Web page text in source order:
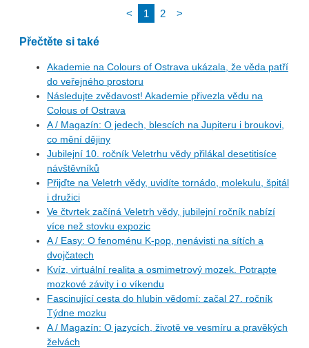
< 1 2 >
Přečtěte si také
Akademie na Colours of Ostrava ukázala, že věda patří
do veřejného prostoru
Následujte zvědavost! Akademie přivezla vědu na
Colous of Ostrava
A / Magazín: O jedech, blescích na Jupiteru i broukovi,
co mění dějiny
Jubilejní 10. ročník Veletrhu vědy přilákal desetitisíce
návštěvníků
Přijďte na Veletrh vědy, uvidíte tornádo, molekulu, špitál
i družici
Ve čtvrtek začíná Veletrh vědy, jubilejní ročník nabízí
více než stovku expozic
A / Easy: O fenoménu K-pop, nenávisti na sítích a
dvojčatech
Kvíz, virtuální realita a osmimetrový mozek. Potrapte
mozkové závity i o víkendu
Fascinující cesta do hlubin vědomí: začal 27. ročník
Týdne mozku
A / Magazín: O jazycích, životě ve vesmíru a pravěkých
želvách